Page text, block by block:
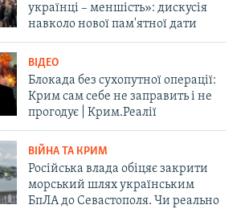
українці – меншість»: дискусія
навколо нової пам'ятної дати
ВІДЕО
Блокада без сухопутної операції:
Крим сам себе не заправить і не
прогодує | Крим.Реалії
ВІЙНА ТА КРИМ
Російська влада обіцяє закрити
морський шлях українським
БпЛА до Севастополя. Чи реально